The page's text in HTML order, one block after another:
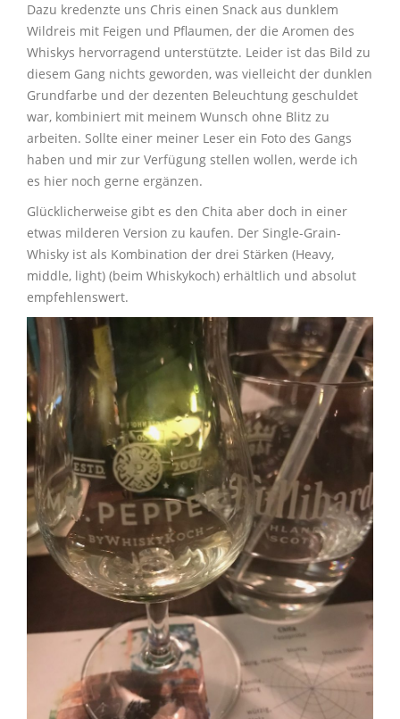
Dazu kredenzte uns Chris einen Snack aus dunklem
Wildreis mit Feigen und Pflaumen, der die Aromen des
Whiskys hervorragend unterstützte. Leider ist das Bild zu
diesem Gang nichts geworden, was vielleicht der dunklen
Grundfarbe und der dezenten Beleuchtung geschuldet
war, kombiniert mit meinem Wunsch ohne Blitz zu
arbeiten. Sollte einer meiner Leser ein Foto des Gangs
haben und mir zur Verfügung stellen wollen, werde ich
es hier noch gerne ergänzen.
Glücklicherweise gibt es den Chita aber doch in einer
etwas milderen Version zu kaufen. Der Single-Grain-
Whisky ist als Kombination der drei Stärken (Heavy,
middle, light) (beim Whiskykoch) erhältlich und absolut
empfehlenswert.